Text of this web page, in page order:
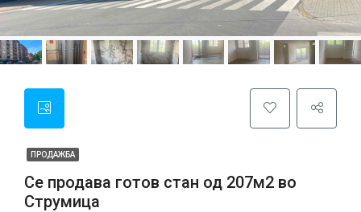
ПРОДАЖБА
Се продава готов стан од 207м2 во
Струмица